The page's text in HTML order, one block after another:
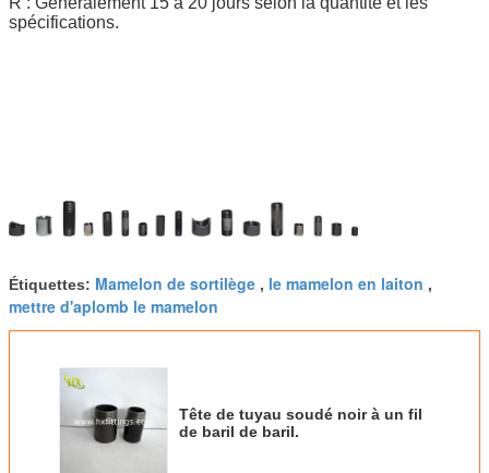
spécifications.
Étiquettes: Mamelon de sortilège , le mamelon en laiton ,
mettre d'aplomb le mamelon
Tête de tuyau soudé noir à un fil
de baril de baril.